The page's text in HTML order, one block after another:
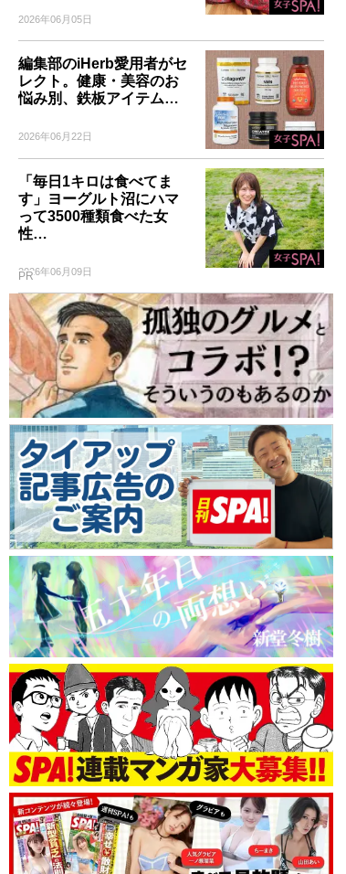
2026年06月05日
編集部のiHerb愛用者がセ
レクト。健康・美容のお
悩み別、鉄板アイテム…
2026年06月22日
「毎日1キロは食べてま
す」ヨーグルト沼にハマ
って3500種類食べた女
性…
2026年06月09日
PR